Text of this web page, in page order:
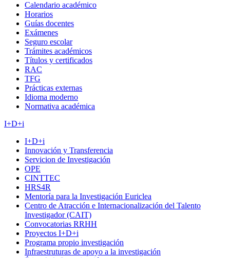
Calendario académico
Horarios
Guías docentes
Exámenes
Seguro escolar
Trámites académicos
Títulos y certificados
RAC
TFG
Prácticas externas
Idioma moderno
Normativa académica
I+D+i
I+D+i
Innovación y Transferencia
Servicion de Investigación
OPE
CINTTEC
HRS4R
Mentoría para la Investigación Euriclea
Centro de Atracción e Internacionalización del Talento
Investigador (CAIT)
Convocatorias RRHH
Proyectos I+D+i
Programa propio investigación
Infraestruturas de apoyo a la investigación